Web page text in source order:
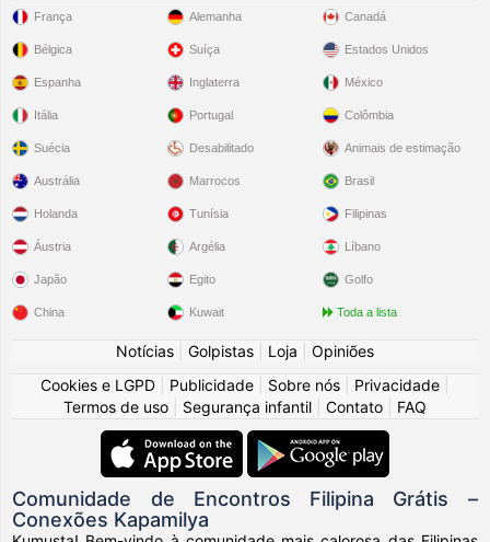
França
Bélgica
Espanha
Itália
Suécia
Alemanha
Suíça
Inglaterra
Portugal
Desabilitado
Canadá
Estados Unidos
México
Colômbia
Animais de estimação
Austrália
Holanda
Áustria
Japão
China
Marrocos
Tunísia
Argélia
Egito
Kuwait
Brasil
Filipinas
Líbano
Golfo
Toda a lista
Notícias Golpistas Loja
Opiniões
Cookies e LGPD
Publicidade Sobre nós Privacidade
Termos de uso
Segurança infantil Contato FAQ
Comunidade de Encontros Filipina Grátis –
Conexões Kapamilya